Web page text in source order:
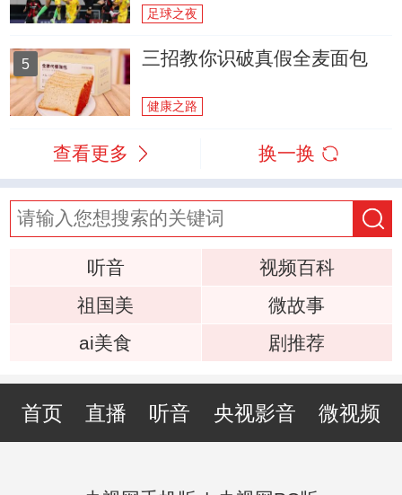
足球之夜
5 三招教你识破真假全麦面包
健康之路
查看更多 换一换
听音
视频百科
祖国美
微故事
ai美食
剧推荐
首页 直播 听音 央视影音 微视频